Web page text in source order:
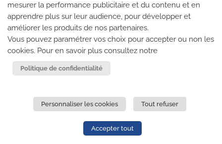
LES SALLES CLIMB UP
Climb Up vous accueille dans ses salles, partout en
France
TROUVE TA SALLE
MENTIONS LÉGALES
CONFIDENTIALITÉ
DROITS RÉSERVÉS
mesurer la performance publicitaire et du contenu et en
apprendre plus sur leur audience, pour développer et
améliorer les produits de nos partenaires.
Vous pouvez paramétrer vos choix pour accepter ou non les
cookies. Pour en savoir plus consultez notre
Politique de confidentialité
Personnaliser les cookies Tout refuser
Accepter tout